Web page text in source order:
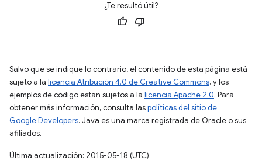
¿Te resultó útil?
Salvo que se indique lo contrario, el contenido de esta página está
sujeto a la licencia Atribución 4.0 de Creative Commons, y los
ejemplos de código están sujetos a la licencia Apache 2.0. Para
obtener más información, consulta laspolíticas del sitio de
Google Developers. Java es una marca registrada de Oracle o sus
afiliados.
Última actualización: 2015-05-18 (UTC)